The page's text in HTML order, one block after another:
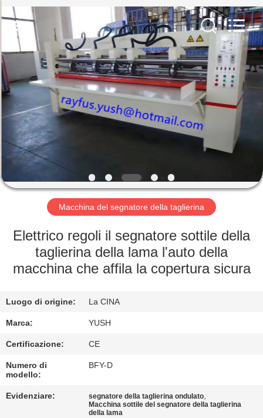
CASA
PRODOTTI
CIRCA
NOI
GIRO
DELLA
FABBRICA
CONTROLLO
QUALITÀ
CONTATTICI
NOTIZIE
2026
YUSH
CARTON
MACHINE
COMPANY.
Rights
Reserved.
Macchina del segnatore della taglierina
Elettrico regoli il segnatore sottile della
taglierina della lama l'auto della
macchina che affila la copertura sicura
Luogo di origine: La CINA
Marca: YUSH
Certificazione: CE
Numero di
modello:
BFY-D
Evidenziare: segnatore della taglierina ondulato,
Macchina sottile del segnatore della taglierina
della lama